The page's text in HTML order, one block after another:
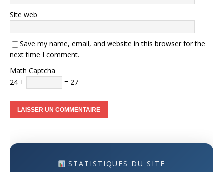
Site web
Save my name, email, and website in this browser for the
next time I comment.
Math Captcha
24 +
= 27
STATISTIQUES DU SITE